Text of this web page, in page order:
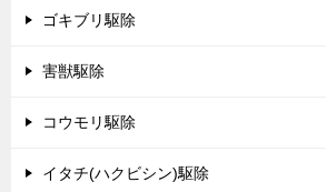
ゴキブリ駆除
害獣駆除
コウモリ駆除
イタチ(ハクビシン)駆除